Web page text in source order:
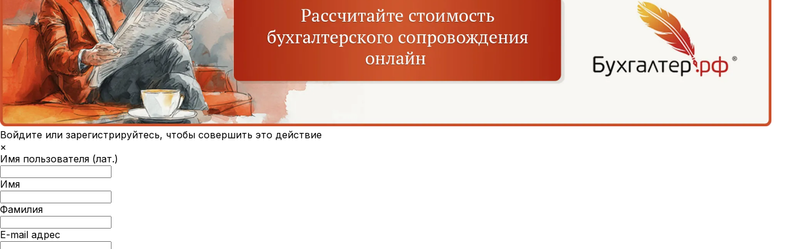
Войдите или зарегистрируйтесь, чтобы совершить это действие
×
Имя пользователя (лат.)
Имя
Фамилия
E-mail адрес